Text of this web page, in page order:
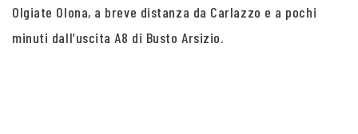
Olgiate Olona, a breve distanza da Carlazzo e a pochi
minuti dall’uscita A8 di Busto Arsizio.